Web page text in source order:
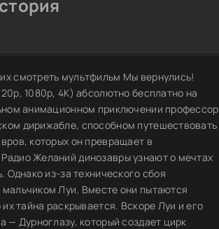
смотреть мультфильм Мы вернулись!
1080p, 4K) абсолютно бесплатно на
анимационном приключении профессор
дирижабле, способном путешествовать
которых он превращает в
Желаний динозавры узнают о мечтах
Однако из-за технического сбоя
Луи. Вместе они пытаются
тайна раскрывается. Вскоре Луи и его
— Дурноглазу, который создает цирк